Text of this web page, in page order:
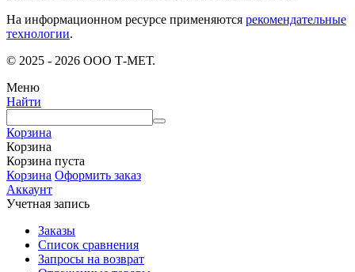
На информационном ресурсе применяются рекомендательные
технологии.
© 2025 - 2026 ООО Т-МЕТ.
Меню
Найти
Корзина
Корзина
Корзина пуста
Корзина Оформить заказ
Аккаунт
Учетная запись
Заказы
Список сравнения
Запросы на возврат